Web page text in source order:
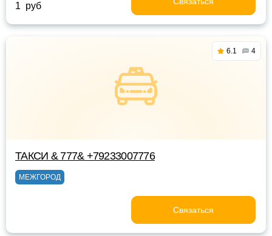
1 руб
6.1 4
ТАКСИ & 777& +79233007776
МЕЖГОРОД
Связаться